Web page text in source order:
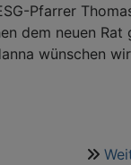
Pfarrer
dem neuen Rat
wünschen